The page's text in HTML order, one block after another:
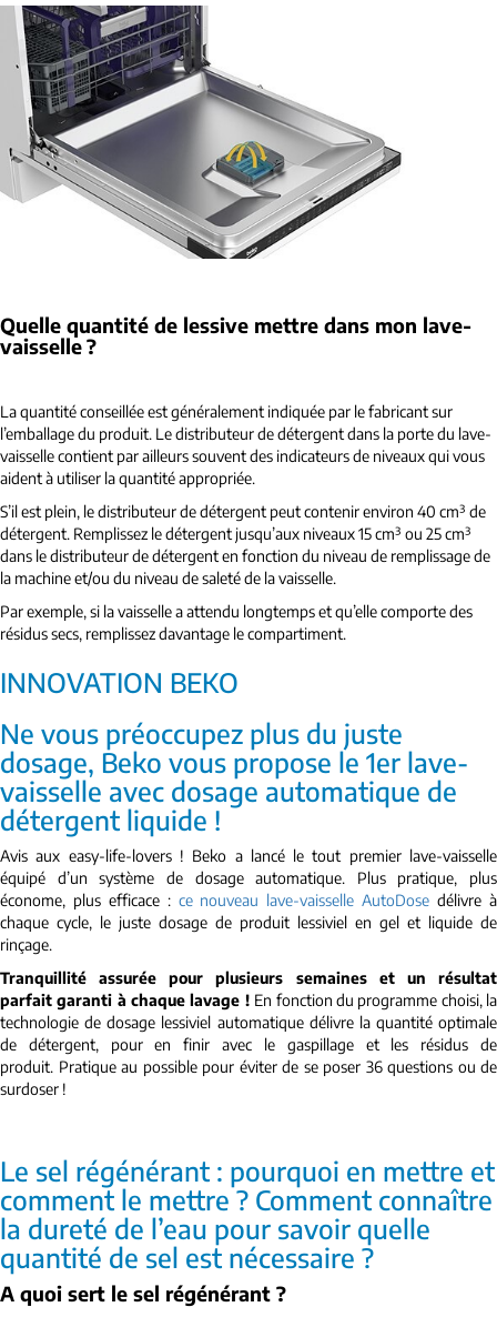
Quelle quantité de lessive mettre dans mon lave-
vaisselle?
La quantité conseillée est généralement indiquée par le fabricant sur
l’emballage du produit. Le distributeur de détergent dans la porte du lave-
vaisselle contient par ailleurs souvent des indicateurs de niveaux qui vous
aident à utiliser la quantité appropriée.
S’il est plein, le distributeur de détergent peut contenir environ 40 cm³ de
détergent. Remplissez le détergent jusqu’aux niveaux 15 cm³ ou 25 cm³
dans le distributeur de détergent en fonction du niveau de remplissage de
la machine et/ou du niveau de saleté de la vaisselle.
Par exemple, si la vaisselle a attendu longtemps et qu’elle comporte des
résidus secs, remplissez davantage le compartiment.
INNOVATION BEKO
Ne vous préoccupez plus du juste
dosage, Beko vous propose le 1er lave-
vaisselle avec dosage automatique de
détergent liquide !
Avis aux easy-life-lovers ! Beko a lancé le tout premier lave-vaisselle
équipé d’un système de dosage automatique. Plus pratique, plus
économe, plus efficace : ce nouveau lave-vaisselle AutoDose délivre à
chaque cycle, le juste dosage de produit lessiviel en gel et liquide de
rinçage.
Tranquillité assurée pour plusieurs semaines et un résultat
parfait garanti à chaque lavage ! En fonction du programme choisi, la
technologie de dosage lessiviel automatique délivre la quantité optimale
de détergent, pour en finir avec le gaspillage et les résidus de
produit. Pratique au possible pour éviter de se poser 36 questions ou de
surdoser !
Le sel régénérant : pourquoi en mettre et
comment le mettre ? Comment connaître
la dureté de l’eau pour savoir quelle
quantité de sel est nécessaire ?
A quoi sert le sel régénérant ?